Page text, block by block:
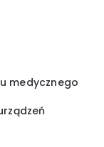
medycznego